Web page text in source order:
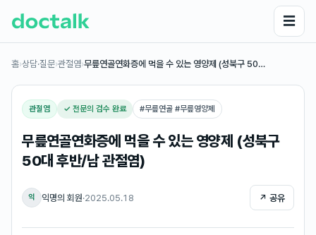
☰
홈›상담·질문›관절염›무릎연골연화증에 먹을 수 있는 영양제 (성북구 50…
관절염 ✓ 전문의 검수 완료 #무릎연골 #무릎영양제
무릎연골연화증에 먹을 수 있는 영양제 (성북구
50대 후반/남 관절염)
익 익명의 회원·2025.05.18 ↗ 공유